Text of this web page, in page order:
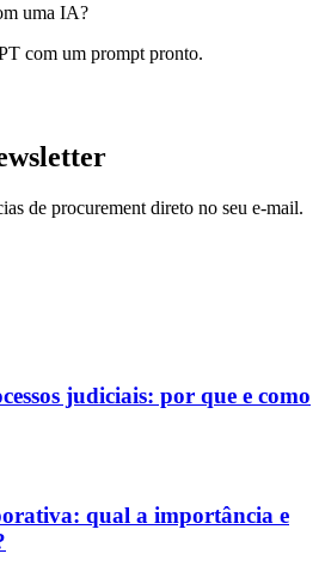
uma IA?
com um prompt pronto.
de procurement direto no seu e-mail.
judiciais: por que e como
qual a importância e